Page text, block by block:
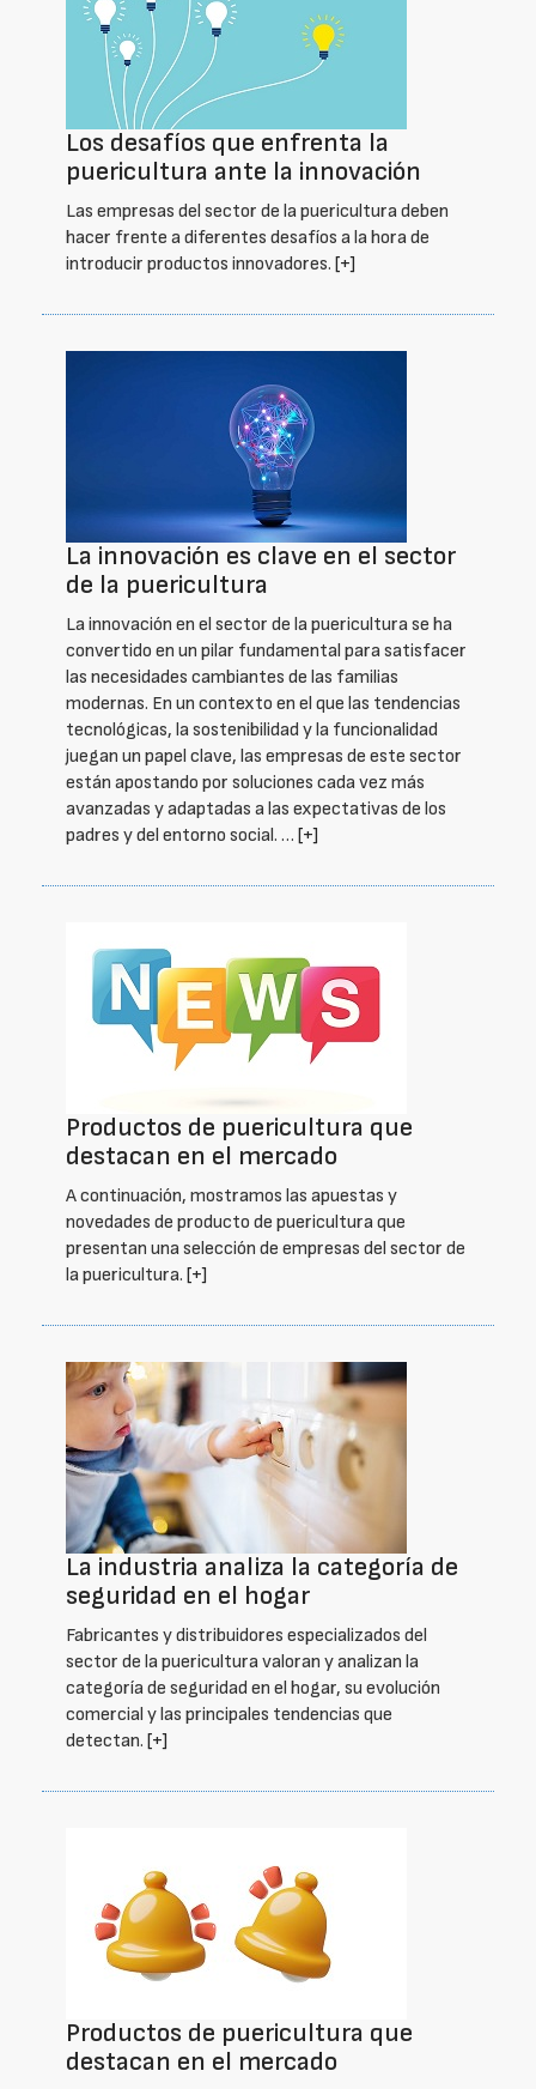
Los desafíos que enfrenta la
puericultura ante la innovación
Las empresas del sector de la puericultura deben
hacer frente a diferentes desafíos a la hora de
introducir productos innovadores. [+]
La innovación es clave en el sector
de la puericultura
La innovación en el sector de la puericultura se ha
convertido en un pilar fundamental para satisfacer
las necesidades cambiantes de las familias
modernas. En un contexto en el que las tendencias
tecnológicas, la sostenibilidad y la funcionalidad
juegan un papel clave, las empresas de este sector
están apostando por soluciones cada vez más
avanzadas y adaptadas a las expectativas de los
padres y del entorno social. … [+]
Productos de puericultura que
destacan en el mercado
A continuación, mostramos las apuestas y
novedades de producto de puericultura que
presentan una selección de empresas del sector de
la puericultura. [+]
La industria analiza la categoría de
seguridad en el hogar
Fabricantes y distribuidores especializados del
sector de la puericultura valoran y analizan la
categoría de seguridad en el hogar, su evolución
comercial y las principales tendencias que
detectan. [+]
Productos de puericultura que
destacan en el mercado